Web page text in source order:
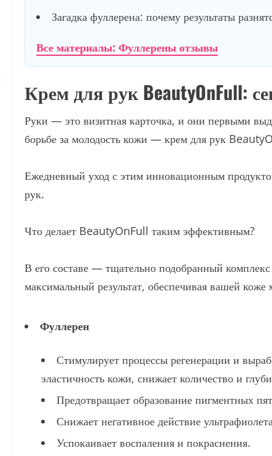
Загадка фуллерена: почему результаты
Все материалы: Фуллерены отзывы
Крем для рук BeautyOnFull:
Руки — это визитная карточка, и они первыми
борьбе за молодость кожи — крем для рук
Ежедневный уход с этим инновационным
рук.
Что делает BeautyOnFull таким эффективным?
В его составе — тщательно подобранный
максимальный результат, обеспечивая вашей коже
Фуллерен
Стимулирует процессы регенерации и
эластичность кожи, снижает количество и
Предотвращает образование пигментных
Снижает негативное действие
Успокаивает воспаления и покраснения.